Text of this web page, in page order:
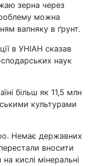
зерна через
можна
вапняку в ґрунт.
в УНІАН сказав
наук
більш як 11,5 млн
культурами
Немає державних
вносити
кислі мінеральні